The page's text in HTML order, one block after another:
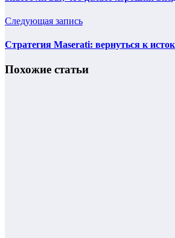
Следующая запись
Стратегия Maserati: вернуться к
Похожие статьи